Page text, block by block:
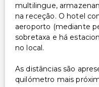
multilingue,
na receção. O hotel
aeroporto (mediante
sobretaxa e há
no local.
As distâncias são
quilómetro mais